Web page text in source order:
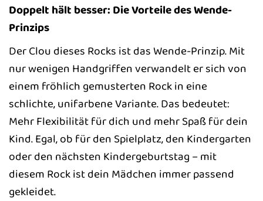
Doppelt hält besser: Die Vorteile des Wende-
Prinzips
Der Clou dieses Rocks ist das Wende-Prinzip. Mit
nur wenigen Handgriffen verwandelt er sich von
einem fröhlich gemusterten Rock in eine
schlichte, unifarbene Variante. Das bedeutet:
Mehr Flexibilität für dich und mehr Spaß für dein
Kind. Egal, ob für den Spielplatz, den Kindergarten
oder den nächsten Kindergeburtstag – mit
diesem Rock ist dein Mädchen immer passend
gekleidet.